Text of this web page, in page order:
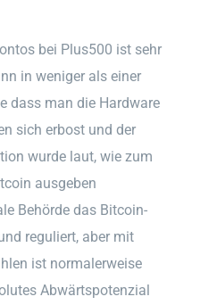
bei Plus500 ist sehr
in weniger als einer
dass man die Hardware
sich erbost und der
wurde laut, wie zum
ausgeben
Behörde das Bitcoin-
reguliert, aber mit
ist normalerweise
Abwärtspotenzial